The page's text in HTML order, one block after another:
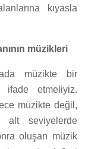
kıyasla
müzikleri
müzikte bir
ifade etmeliyiz.
müzikte değil,
alt seviyelerde
oluşan müzik